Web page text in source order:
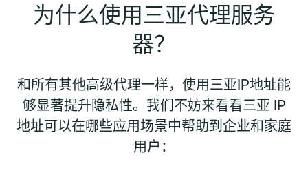
为什么使用三亚代理服务
器？
和所有其他高级代理一样，使用三亚IP地址能
够显著提升隐私性。我们不妨来看看三亚 IP
地址可以在哪些应用场景中帮助到企业和家庭
用户：